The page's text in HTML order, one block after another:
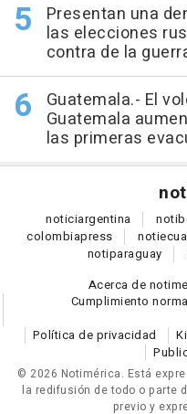
Presentan una
las elecciones
contra de la
Guatemala.- El
Guatemala
las primeras
noticiargentina noti
colombiapress noti
notiparaguay
Acerca de
Cumplimiento
Política de privacidad
© 2026 Notimérica. Está
la redifusión de todo o parte
previo y